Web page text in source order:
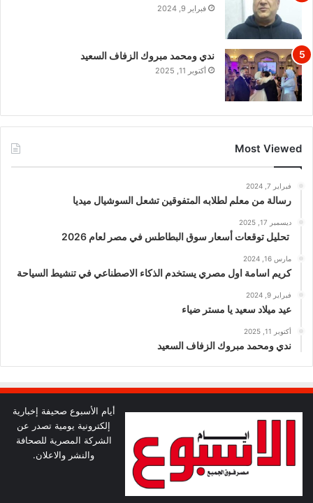
فبراير 9, 2024
ندي ومحمد مبروك الزفاف السعيد
أكتوبر 11, 2025
Most Viewed
فبراير 7, 2024
رسالة من معلم لطلابه المتفوقين تشعل السوشيال ميديا
ديسمبر 17, 2025
تحليل توقعات أسعار سوق البطاطس في مصر لعام 2026
مارس 16, 2024
كريم اسامة اول مصري يستخدم الذكاء الاصطناعي في تنشيط السياحة
فبراير 9, 2024
عيد ميلاد سعيد يا مستر ضياء
أكتوبر 11, 2025
ندي ومحمد مبروك الزفاف السعيد
أيام الأسبوع صحيفة إخبارية
إلكترونية يومية تصدر عن
الشركة المصرية للصحافة
والنشر والاعلان.